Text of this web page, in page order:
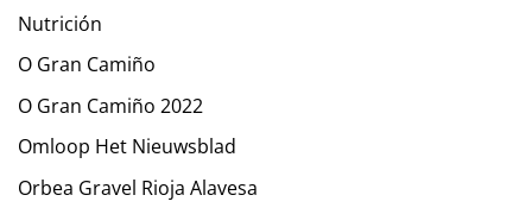
Nutrición
O Gran Camiño
O Gran Camiño 2022
Omloop Het Nieuwsblad
Orbea Gravel Rioja Alavesa